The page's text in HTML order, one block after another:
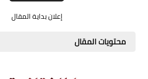
دراسات
إعلان بداية المقال
محتويات المقال